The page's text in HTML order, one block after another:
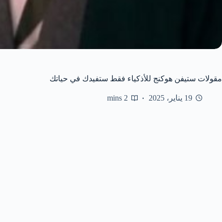
مقولات ستيفن هوكنج للأذكياء فقط ستفيدك في حياتك
19 يناير، 2025 2 mins